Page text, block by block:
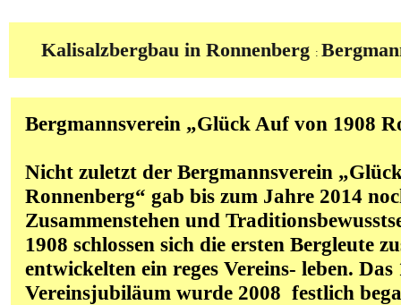
Kalisalzbergbau in Ronnenberg :
Bergmannsverein „Glück Auf von 1908
Nicht zuletzt der Bergmannsverein
Ronnenberg“ gab bis zum Jahre 2014
Zusammenstehen und
1908 schlossen sich die ersten Bergleute
entwickelten ein reges Vereins- leben.
Vereinsjubiläum wurde 2008 festlich